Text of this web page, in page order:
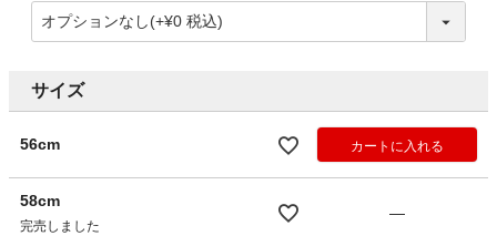
サイズ
56cm カートに入れる
58cm
完売しました
—